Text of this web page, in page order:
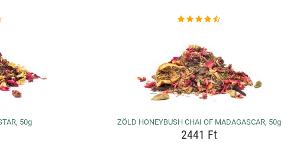
50g ZÖLD HONEYBUSH CHAI OF MADAGASCAR, 50g
2441 Ft